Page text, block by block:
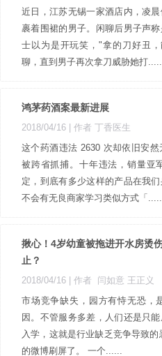
近日，江苏无锡一家酒店内，凌
裹着围裙的男子。闲聊后男子声
士以为是开玩笑，"拿的刀好丑
聊，直到男子再次拿刀威胁她打
鸿茅药酒案最新进展
2018/04/16
| 作者 丁香医生
这个药酒违法 2630 次却依旧安
被跨省抓捕。十年违法，销量亚
定，到底有多少这样的产品在我
不会有无良商家学习类似方式「
揪心！4岁幼童被拖进开水房烫
止？
2018/04/16
| 作者 闫如意 王正义
市场竞争缺失，园方有恃无恐，
因。不管服务多差，人们还是只
入学，这就是行业缺乏竞争导致
的微博刷屏了。 一个......